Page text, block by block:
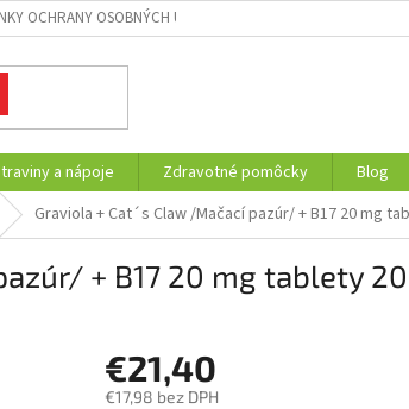
OCHRANY OSOBNÝCH ÚDAJOV
a nápoje Zdravotné pomôcky Blog
Graviola + Cat´s Claw /Mačací pazúr/ + B17 20 mg
+ B17 20 mg tablety
€21,40
€17,98 bez DPH